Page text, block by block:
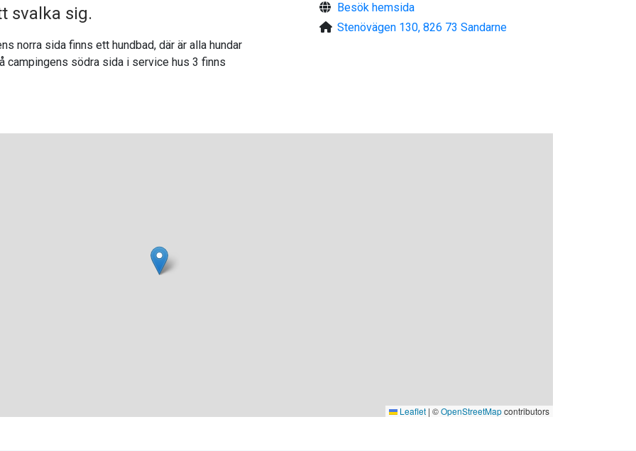
svalka sig.
norra sida finns ett hundbad, där är alla hundar
campingens södra sida i service hus 3 finns
Besök hemsida
Stenövägen 130, 826 73 Sandarne
Leaflet | ©OpenStreetMapcontributors